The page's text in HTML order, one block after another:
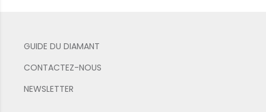
GUIDE DU DIAMANT
CONTACTEZ-NOUS
NEWSLETTER